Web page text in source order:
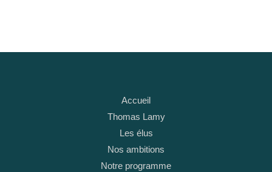
Accueil
Thomas Lamy
Les élus
Nos ambitions
Notre programme